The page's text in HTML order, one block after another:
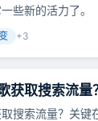
些新的活力了。
+3
获取搜索流量
搜索流量？关